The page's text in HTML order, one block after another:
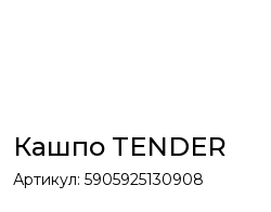
Кашпо TENDER
Артикул: 5905925130908